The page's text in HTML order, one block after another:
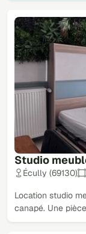
Studio
Écully (69130)
Location studio
canapé. Une